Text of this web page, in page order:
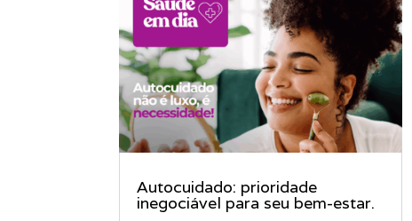
Autocuidado: prioridade
inegociável para seu bem-estar.